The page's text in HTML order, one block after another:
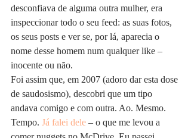
desconfiava de alguma outra mulher, era
inspeccionar todo o seu feed: as suas fotos,
os seus posts e ver se, por lá, aparecia o
nome desse homem num qualquer like –
inocente ou não.
Foi assim que, em 2007 (adoro dar esta dose
de saudosismo), descobri que um tipo
andava comigo e com outra. Ao. Mesmo.
Tempo. Já falei dele – o que me levou a